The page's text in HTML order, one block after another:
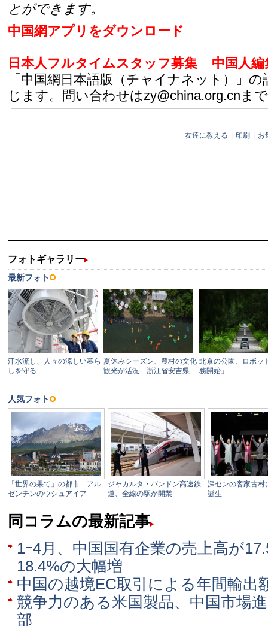
とができます。
中国網アプリをダウンロード
日本人フルタイムスタッフ募集
中国人
「中国網日本語版（チャイナネット）」
じます。問い合わせはzy@china.org.cnまで
友達に教える 印刷 お
同コラムの最新記事
1ｰ4月、中国国有企業の売上高が
18.4%の大幅増
中国の越境EC取引による年間輸出
競争力のある米国製品、中国市場
部